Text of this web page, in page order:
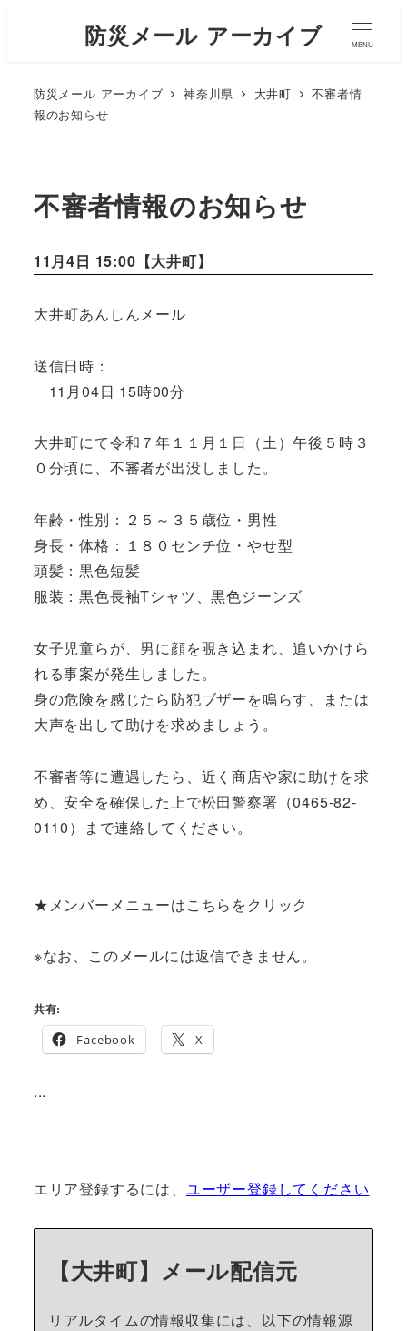
防災メール アーカイブ MENU
防災メール アーカイブ 神奈川県 大井町
不審者情
報のお知らせ
不審者情報のお知らせ
11月4日 15:00【大井町】
大井町あんしんメール
送信日時：
11月04日 15時00分
大井町にて令和７年１１月１日（土）午後５時３
０分頃に、不審者が出没しました。
年齢・性別：２５～３５歳位・男性
身長・体格：１８０センチ位・やせ型
頭髪：黒色短髪
服装：黒色長袖Tシャツ、黒色ジーンズ
女子児童らが、男に顔を覗き込まれ、追いかけら
れる事案が発生しました。
身の危険を感じたら防犯ブザーを鳴らす、または
大声を出して助けを求めましょう。
不審者等に遭遇したら、近く商店や家に助けを求
め、安全を確保した上で松田警察署（0465-82-
0110）まで連絡してください。
★メンバーメニューはこちらをクリック
※なお、このメールには返信できません。
共有:
Facebook
X
...
エリア登録するには、 ユーザー登録してください
【大井町】メール配信元
リアルタイムの情報収集には、以下の情報源